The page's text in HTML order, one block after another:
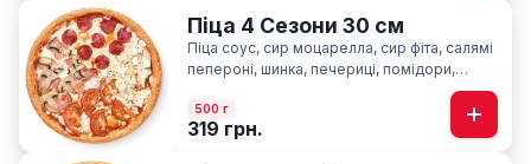
Піца 4 Сезони 30 см
Піца соус, сир моцарелла, cир фіта, салямі
пепероні, шинка, печериці, помідори,
500 г
319 грн.